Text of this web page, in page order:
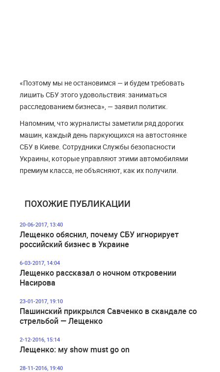
«Поэтому мы не остановимся — и будем требовать
лишить СБУ этого удовольствия: заниматься
расследованием бизнеса», — заявил политик.
Напомним, что журналисты заметили ряд дорогих
машин, каждый день паркующихся на автостоянке
СБУ в Киеве. Сотрудники Службы безопасности
Украины, которые управляют этими автомобилями
премиум класса, не объясняют, как их получили.
ПОХОЖИЕ ПУБЛИКАЦИИ
20-06-2017, 13:40
Лещенко обяснил, почему СБУ игнорирует
российский бизнес в Украине
6-03-2017, 14:04
Лещенко рассказал о ночном откровении
Насирова
23-01-2017, 19:10
Пашинский прикрылся Савченко в скандале со
стрельбой — Лещенко
2-12-2016, 15:14
Лещенко: му show must go on
28-11-2016, 19:40